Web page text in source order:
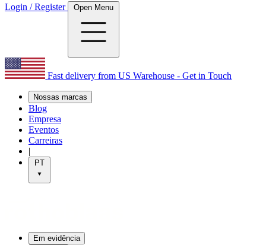
Login / Register Open Menu
Fast delivery from US Warehouse - Get in Touch
Nossas marcas
Blog
Empresa
Eventos
Carreiras
|
PT
Em evidência